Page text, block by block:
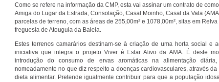
Como se refere na informação da CMP, esta vai assinar um contrato de
Amiga do Lugar da Estrada, Consolação, Casal Moinho, Casal da Vala
parcelas de terreno, com as áreas de 255,00m² e 1078,00m², sitas em
freguesia de Atouguia da Baleia.
Estes terrenos camarários destinam-se à criação de uma horta social e
iniciativa que integra o projeto Viver é Estar Ativo da AMA. É deste
introdução do consumo de ervas aromáticas na alimentação
nomeadamente no que diz respeito a doenças cardiovasculares, através
dieta alimentar. Pretende igualmente contribuir para que a população